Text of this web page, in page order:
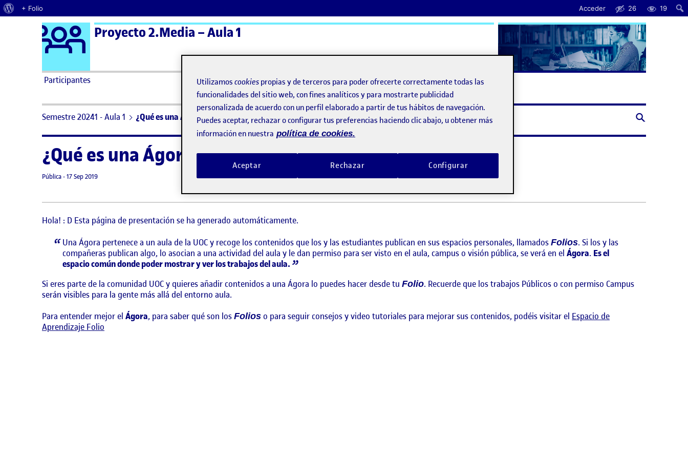
Acerca de WordPress
+ Folio Acceder 26 19
Saltar al contenido Logo Ágora
Proyecto 2.Media – Aula 1
Participantes ActiFolios Ayuda
Semestre 20241 - Aula 1 ¿Qué es una Ágora?
¿Qué es una Ágora?
Visibilidad:
Pública-Fecha de publicación
17 Sep 20198 septiembre, 2021 11:19 pm
Hola! : D Esta página de presentación se ha generado automáticamente.
Una Ágora pertenece a un aula de la UOC y recoge los contenidos que los y las estudiantes publican en sus espacios personales, llamados Folios. Si los y las
compañeras publican algo, lo asocian a una actividad del aula y le dan permiso para ser visto en el aula, campus o visión pública, se verá en el Ágora. Es el
espacio común donde poder mostrar y ver los trabajos del aula.
Si eres parte de la comunidad UOC y quieres añadir contenidos a una Ágora lo puedes hacer desde tu Folio. Recuerde que los trabajos Públicos o con permiso Campus
serán visibles para la gente más allá del entorno aula.
Para entender mejor el Ágora, para saber qué son los Folios o para seguir consejos y video tutoriales para mejorar sus contenidos, podéis visitar el Espacio de
Aprendizaje Folio
Utilizamos cookies propias y de terceros para poder ofrecerte correctamente todas las
funcionalidades del sitio web, con fines analíticos y para mostrarte publicidad
personalizada de acuerdo con un perfil elaborado a partir de tus hábitos de navegación.
Puedes aceptar, rechazar o configurar tus preferencias haciendo clic abajo, u obtener más
información en nuestra política de cookies.
Rechazar
Aceptar Configurar